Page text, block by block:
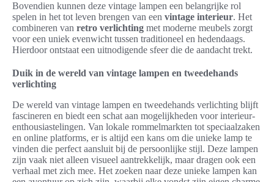
Bovendien kunnen deze vintage lampen een belangrijke rol
spelen in het tot leven brengen van een vintage interieur. Het
combineren van retro verlichting met moderne meubels zorgt
voor een uniek evenwicht tussen traditioneel en hedendaags.
Hierdoor ontstaat een uitnodigende sfeer die de aandacht trekt.
Duik in de wereld van vintage lampen en tweedehands
verlichting
De wereld van vintage lampen en tweedehands verlichting blijft
fascineren en biedt een schat aan mogelijkheden voor interieur-
enthousiastelingen. Van lokale rommelmarkten tot speciaalzaken
en online platforms, er is altijd een kans om die unieke lamp te
vinden die perfect aansluit bij de persoonlijke stijl. Deze lampen
zijn vaak niet alleen visueel aantrekkelijk, maar dragen ook een
verhaal met zich mee. Het zoeken naar deze unieke lampen kan